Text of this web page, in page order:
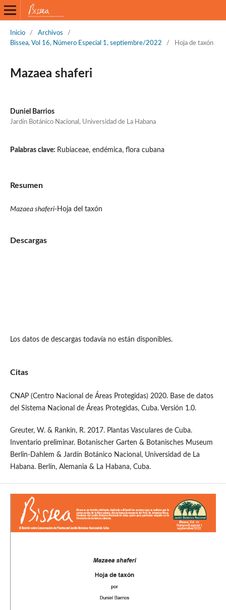
Inicio / Archivos
/
Bissea, Vol 16, Número Especial 1, septiembre/2022
/ Hoja de taxón
Mazaea shaferi
Duniel Barrios
Jardín Botánico Nacional, Universidad de La Habana
Palabras clave: Rubiaceae, endémica, flora cubana
Resumen
Mazaea shaferi-Hoja del taxón
Descargas
Los datos de descargas todavía no están disponibles.
Citas
CNAP (Centro Nacional de Áreas Protegidas) 2020. Base de datos
del Sistema Nacional de Áreas Protegidas, Cuba. Versión 1.0.
Greuter, W. & Rankin, R. 2017. Plantas Vasculares de Cuba.
Inventario preliminar. Botanischer Garten & Botanisches Museum
Berlin-Dahlem & Jardín Botánico Nacional, Universidad de La
Habana. Berlín, Alemania & La Habana, Cuba.